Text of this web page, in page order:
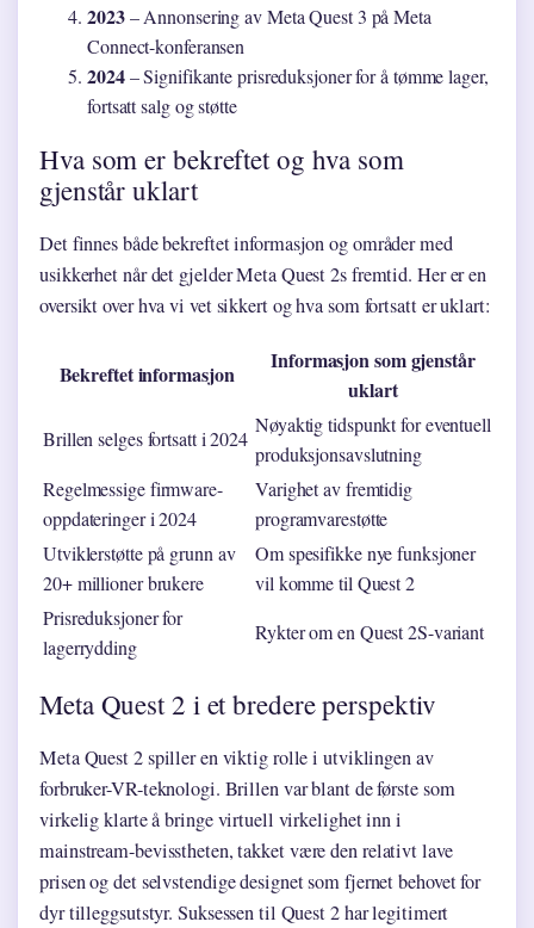
2023– Annonsering av Meta Quest 3 på Meta
Connect-konferansen
2024– Signifikante prisreduksjoner for å tømme lager,
fortsatt salg og støtte
Hva som er bekreftet og hva som
gjenstår uklart
Det finnes både bekreftet informasjon og områder med
usikkerhet når det gjelder Meta Quest 2s fremtid. Her er en
oversikt over hva vi vet sikkert og hva som fortsatt er uklart:
Bekreftet informasjon
Informasjon som gjenstår
uklart
Brillen selges fortsatt i 2024
Nøyaktig tidspunkt for eventuell
produksjonsavslutning
Regelmessige firmware-
oppdateringer i 2024
Varighet av fremtidig
programvarestøtte
Utviklerstøtte på grunn av
20+ millioner brukere
Om spesifikke nye funksjoner
vil komme til Quest 2
Prisreduksjoner for
lagerrydding
Rykter om en Quest 2S-variant
Meta Quest 2 i et bredere perspektiv
Meta Quest 2 spiller en viktig rolle i utviklingen av
forbruker-VR-teknologi. Brillen var blant de første som
virkelig klarte å bringe virtuell virkelighet inn i
mainstream-bevisstheten, takket være den relativt lave
prisen og det selvstendige designet som fjernet behovet for
dyr tilleggsutstyr. Suksessen til Quest 2 har legitimert